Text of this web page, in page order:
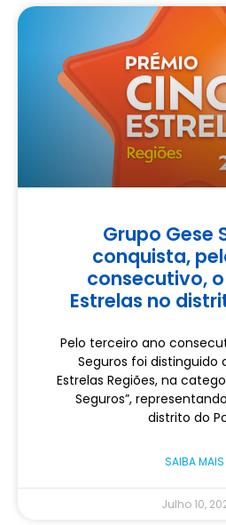
Grupo Gese
conquista,
consecutivo,
Estrelas no
Pelo terceiro ano
Seguros foi distinguido
Estrelas Regiões, na
Seguros”,
distrito do
SAIBA MAIS
Julho 10,